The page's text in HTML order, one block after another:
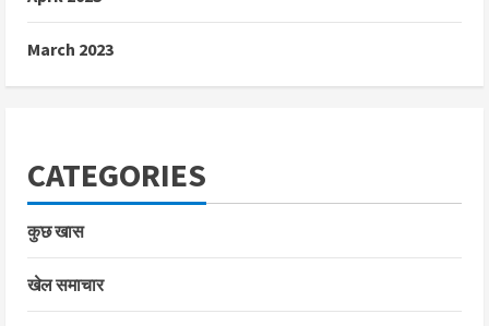
March 2023
CATEGORIES
कुछ खास
खेल समाचार